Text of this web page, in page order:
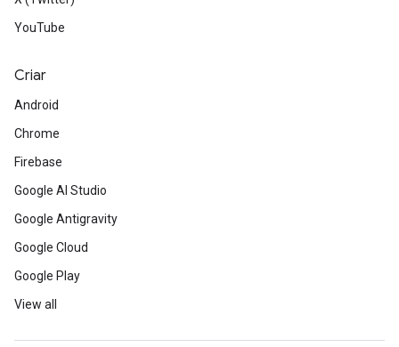
YouTube
Criar
Android
Chrome
Firebase
Google AI Studio
Google Antigravity
Google Cloud
Google Play
View all